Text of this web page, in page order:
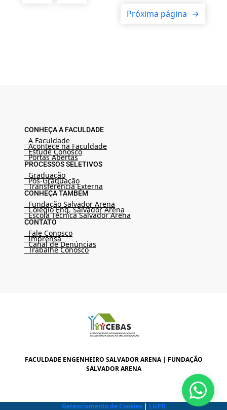
Próxima página →
CONHEÇA A FACULDADE
A Faculdade
Acontece na Faculdade
Estude Conosco
Portas Abertas
PROCESSOS SELETIVOS
Graduação
Pós-Graduação
Transferência Externa
CONHEÇA TAMBÉM
Fundação Salvador Arena
Colégio Eng. Salvador Arena
Escola Técnica Salvador Arena
CONTATO
Fale Conosco
Imprensa
Canal de Denúncias
Trabalhe Conosco
FACULDADE ENGENHEIRO SALVADOR ARENA | FUNDAÇÃO
SALVADOR ARENA
Gerenciamento de Cookies| LGPD